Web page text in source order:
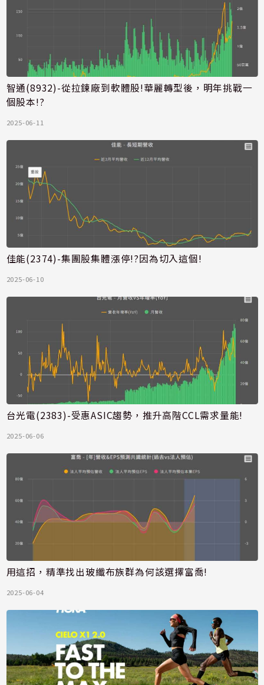
智通(8932)-從拉鍊廠到軟體股!華麗轉型後，明年挑戰一
個股本!?
2025-06-11
佳能(2374)-集團股集體漲停!?因為切入這個!
2025-06-10
台光電(2383)-受惠ASIC趨勢，推升高階CCL需求量能!
2025-06-06
用這招，精準找出玻纖布族群為何該選擇富喬!
2025-06-04